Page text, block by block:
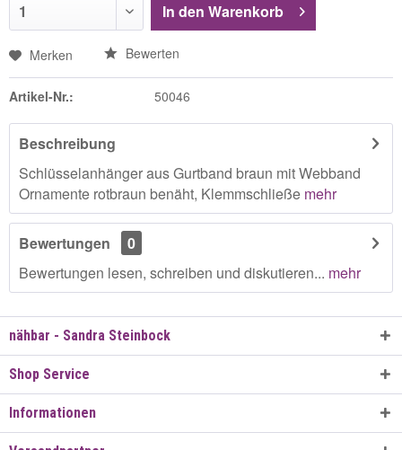
In den Warenkorb
Merken Bewerten
Artikel-Nr.: 50046
Beschreibung
Schlüsselanhänger aus Gurtband braun mit Webband
Ornamente rotbraun benäht, Klemmschließe mehr
Bewertungen
0
Bewertungen lesen, schreiben und diskutieren... mehr
nähbar - Sandra Steinbock
Shop Service
Informationen